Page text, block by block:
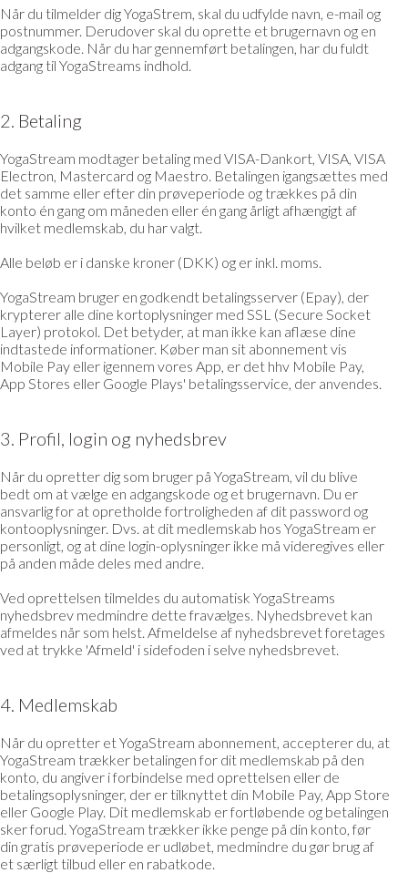
Når du tilmelder dig YogaStrem, skal du udfylde navn, e-mail og
postnummer. Derudover skal du oprette et brugernavn og en
adgangskode. Når du har gennemført betalingen, har du fuldt
adgang til YogaStreams indhold.
2. Betaling
YogaStream modtager betaling med VISA-Dankort, VISA, VISA
Electron, Mastercard og Maestro. Betalingen igangsættes med
det samme eller efter din prøveperiode og trækkes på din
konto én gang om måneden eller én gang årligt afhængigt af
hvilket medlemskab, du har valgt.
Alle beløb er i danske kroner (DKK) og er inkl. moms.
YogaStream bruger en godkendt betalingsserver (Epay), der
krypterer alle dine kortoplysninger med SSL (Secure Socket
Layer) protokol. Det betyder, at man ikke kan aflæse dine
indtastede informationer. Køber man sit abonnement vis
Mobile Pay eller igennem vores App, er det hhv Mobile Pay,
App Stores eller Google Plays' betalingsservice, der anvendes.
3. Profil, login og nyhedsbrev
Når du opretter dig som bruger på YogaStream, vil du blive
bedt om at vælge en adgangskode og et brugernavn. Du er
ansvarlig for at opretholde fortroligheden af dit password og
kontooplysninger. Dvs. at dit medlemskab hos YogaStream er
personligt, og at dine login-oplysninger ikke må videregives eller
på anden måde deles med andre.
Ved oprettelsen tilmeldes du automatisk YogaStreams
nyhedsbrev medmindre dette fravælges. Nyhedsbrevet kan
afmeldes når som helst. Afmeldelse af nyhedsbrevet foretages
ved at trykke 'Afmeld' i sidefoden i selve nyhedsbrevet.
4. Medlemskab
Når du opretter et YogaStream abonnement, accepterer du, at
YogaStream trækker betalingen for dit medlemskab på den
konto, du angiver i forbindelse med oprettelsen eller de
betalingsoplysninger, der er tilknyttet din Mobile Pay, App Store
eller Google Play. Dit medlemskab er fortløbende og betalingen
sker forud. YogaStream trækker ikke penge på din konto, før
din gratis prøveperiode er udløbet, medmindre du gør brug af
et særligt tilbud eller en rabatkode.